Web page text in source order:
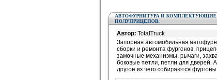
АВТОФУРНИТУРА И КОМПЛЕКТУЮЩИЕ
ПОЛУПРИЦЕПОВ.
Автор: TotalTruck
Запорная автомобильная
сборки и ремонта фургонов,
замочные механизмы, рычаги,
боковые петли, петли для
другое из чего собираются